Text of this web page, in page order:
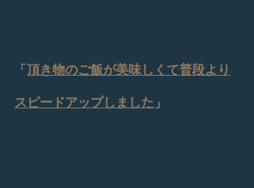
「頂き物のご飯が美味しくて普段より
スピードアップしました 」